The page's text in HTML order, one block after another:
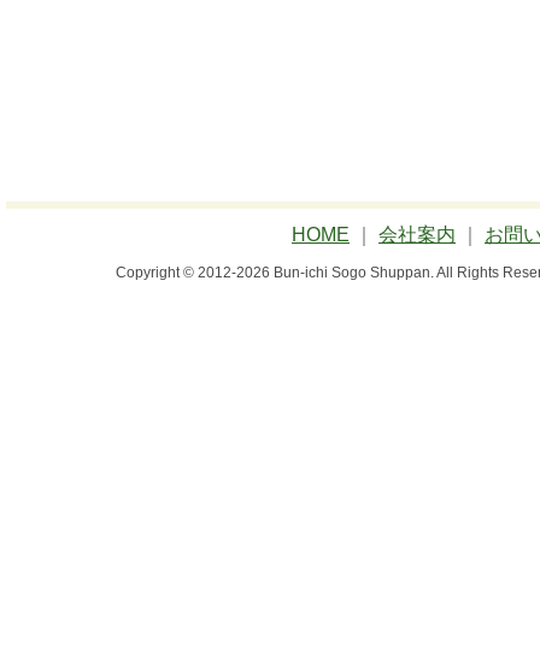
HOME 会社案内 お問
Copyright © 2012-2026 Bun-ichi Sogo Shuppan. All Rights